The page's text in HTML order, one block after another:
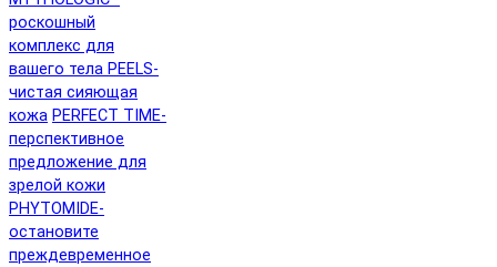
роскошный
комплекс для
вашего тела PEELS-
чистая сияющая
кожа PERFECT TIME-
перспективное
предложение для
зрелой кожи
PHYTOMIDE-
остановите
преждевременное